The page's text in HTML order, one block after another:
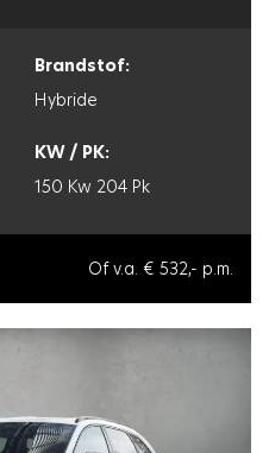
Brandstof:
Hybride
KW / PK:
150 Kw 204 Pk
Of v.a. € 532,- p.m.